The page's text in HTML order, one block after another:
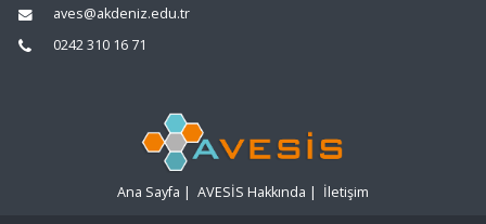
aves@akdeniz.edu.tr
0242 310 16 71
Ana Sayfa | AVESİS Hakkında | İletişim